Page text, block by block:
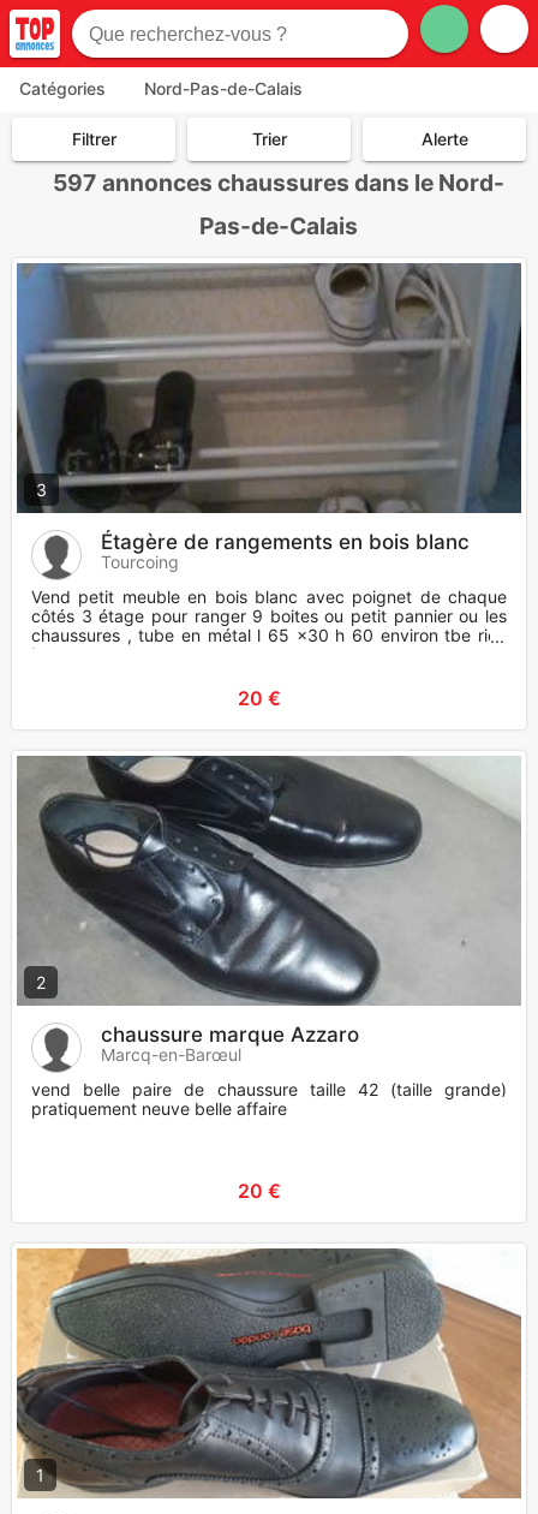
Catégories Nord-Pas-de-Calais
Filtrer Trier Alerte
597 annonces chaussures dans le Nord-
Pas-de-Calais
3
Étagère de rangements en bois blanc
Tourcoing
Vend petit meuble en bois blanc avec poignet de chaque
côtés 3 étage pour ranger 9 boites ou petit pannier ou les
chaussures , tube en métal l 65 x30 h 60 environ tbe rien
imp
20 €
2
chaussure marque Azzaro
Marcq-en-Barœul
vend belle paire de chaussure taille 42 (taille grande)
pratiquement neuve belle affaire
20 €
1